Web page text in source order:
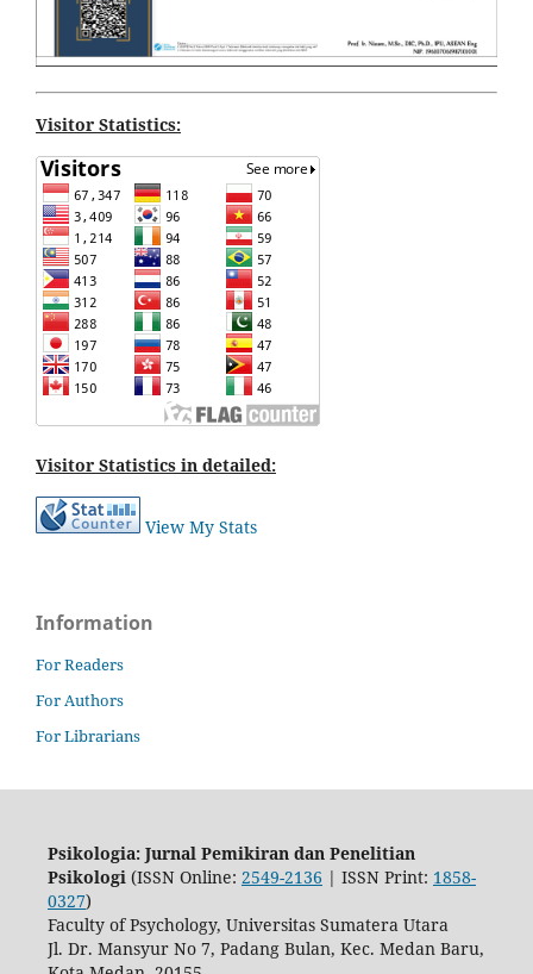
Visitor Statistics:
Visitor Statistics in detailed:
View My Stats
Information
For Readers
For Authors
For Librarians
Psikologia: Jurnal Pemikiran dan Penelitian
Psikologi (ISSN Online: 2549-2136 | ISSN Print: 1858-
0327)
Faculty of Psychology, Universitas Sumatera Utara
Jl. Dr. Mansyur No 7, Padang Bulan, Kec. Medan Baru,